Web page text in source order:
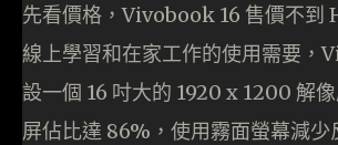
先看價格，Vivobook 16 售價不到
線上學習和在家工作的使用需要，
設一個 16 吋大的 1920 x 1200 解像
屏佔比達 86%，使用霧面螢幕減少